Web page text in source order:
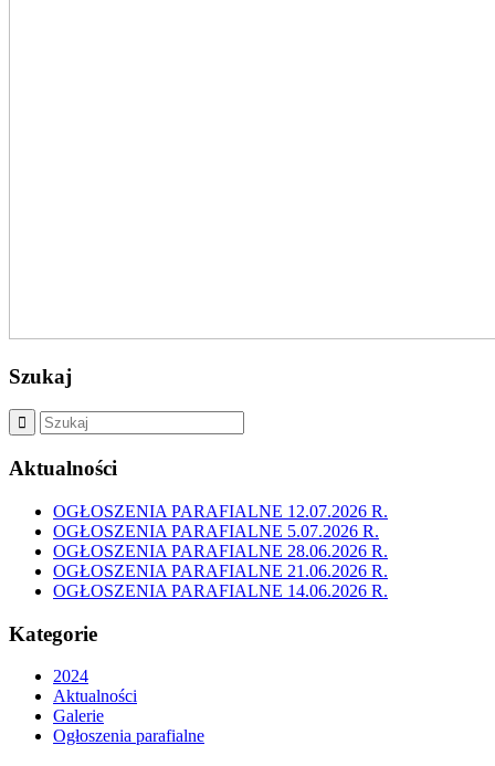
Szukaj
Aktualności
OGŁOSZENIA PARAFIALNE 12.07.2026 R.
OGŁOSZENIA PARAFIALNE 5.07.2026 R.
OGŁOSZENIA PARAFIALNE 28.06.2026 R.
OGŁOSZENIA PARAFIALNE 21.06.2026 R.
OGŁOSZENIA PARAFIALNE 14.06.2026 R.
Kategorie
2024
Aktualności
Galerie
Ogłoszenia parafialne